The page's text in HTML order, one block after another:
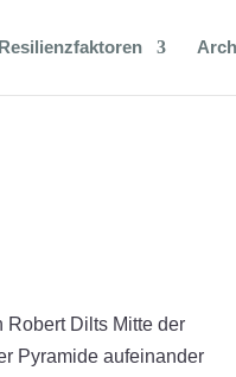
Resilienzfaktoren
Robert Dilts Mitte der
Pyramide aufeinander